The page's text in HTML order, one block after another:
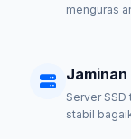
menguras
Server
stabil